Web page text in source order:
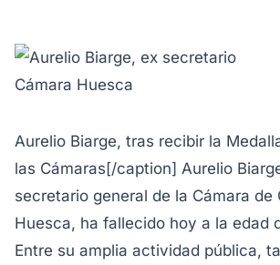
Aurelio Biarge, tras recibir la
las Cámaras[/caption] Aurelio
secretario general de la Cámara de
Huesca, ha fallecido hoy a la edad
Entre su amplia actividad pública,